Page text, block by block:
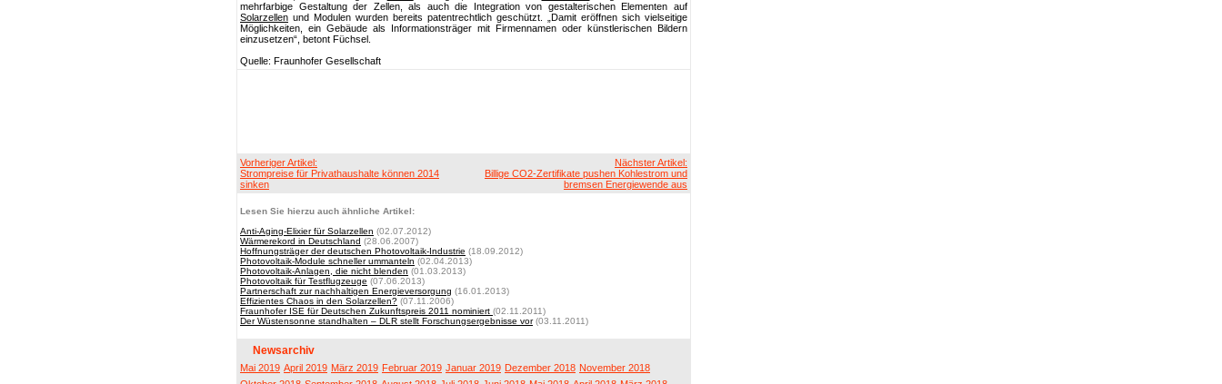
mehrfarbige Gestaltung der Zellen, als auch die Integration von gestalterischen Elementen auf
Solarzellen und Modulen wurden bereits patentrechtlich geschützt. „Damit eröffnen sich vielseitige
Möglichkeiten, ein Gebäude als Informationsträger mit Firmennamen oder künstlerischen Bildern
einzusetzen“, betont Füchsel.
Quelle: Fraunhofer Gesellschaft
Vorheriger Artikel:
Strompreise für Privathaushalte können 2014
sinken
Nächster Artikel:
Billige CO2-Zertifikate pushen Kohlestrom und
bremsen Energiewende aus
Lesen Sie hierzu auch ähnliche Artikel:
Anti-Aging-Elixier für Solarzellen (02.07.2012)
Wärmerekord in Deutschland (28.06.2007)
Hoffnungsträger der deutschen Photovoltaik-Industrie (18.09.2012)
Photovoltaik-Module schneller ummanteln (02.04.2013)
Photovoltaik-Anlagen, die nicht blenden (01.03.2013)
Photovoltaik für Testflugzeuge (07.06.2013)
Partnerschaft zur nachhaltigen Energieversorgung (16.01.2013)
Effizientes Chaos in den Solarzellen? (07.11.2006)
Fraunhofer ISE für Deutschen Zukunftspreis 2011 nominiert (02.11.2011)
Der Wüstensonne standhalten – DLR stellt Forschungsergebnisse vor(03.11.2011)
Newsarchiv
Mai 2019 April 2019 März 2019 Februar 2019 Januar 2019 Dezember 2018 November 2018